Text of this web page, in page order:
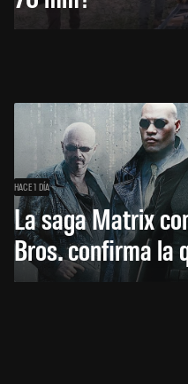
HACE 1 DÍA
La saga Matrix
Bros. confirma la